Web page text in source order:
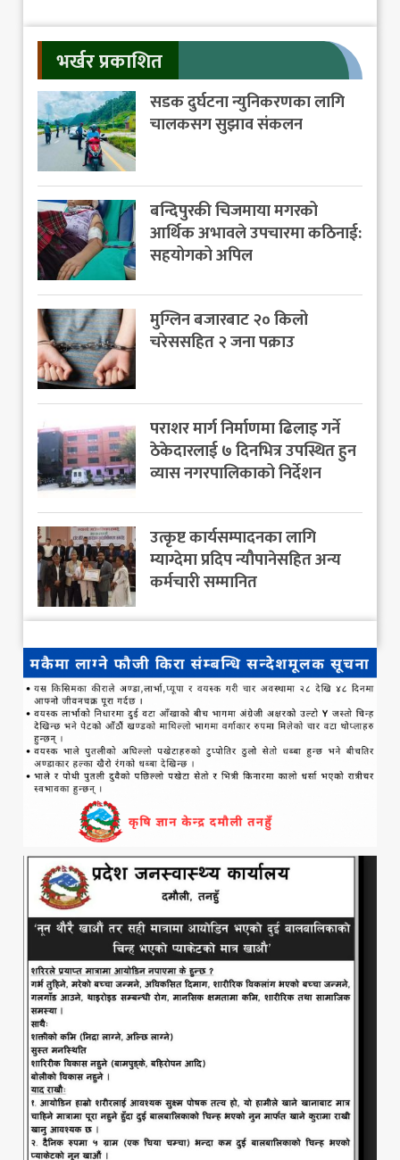
भर्खर प्रकाशित
सडक दुर्घटना न्युनिकरणका लागि
चालकसग सुझाव संकलन
बन्दिपुरकी चिजमाया मगरको
आर्थिक अभावले उपचारमा कठिनाई:
सहयोगको अपिल
मुग्लिन बजारबाट २० किलो
चरेससहित २ जना पक्राउ
पराशर मार्ग निर्माणमा ढिलाइ गर्ने
ठेकेदारलाई ७ दिनभित्र उपस्थित हुन
व्यास नगरपालिकाको निर्देशन
उत्कृष्ट कार्यसम्पादनका लागि
म्याग्देमा प्रदिप न्यौपानेसहित अन्य
कर्मचारी सम्मानित